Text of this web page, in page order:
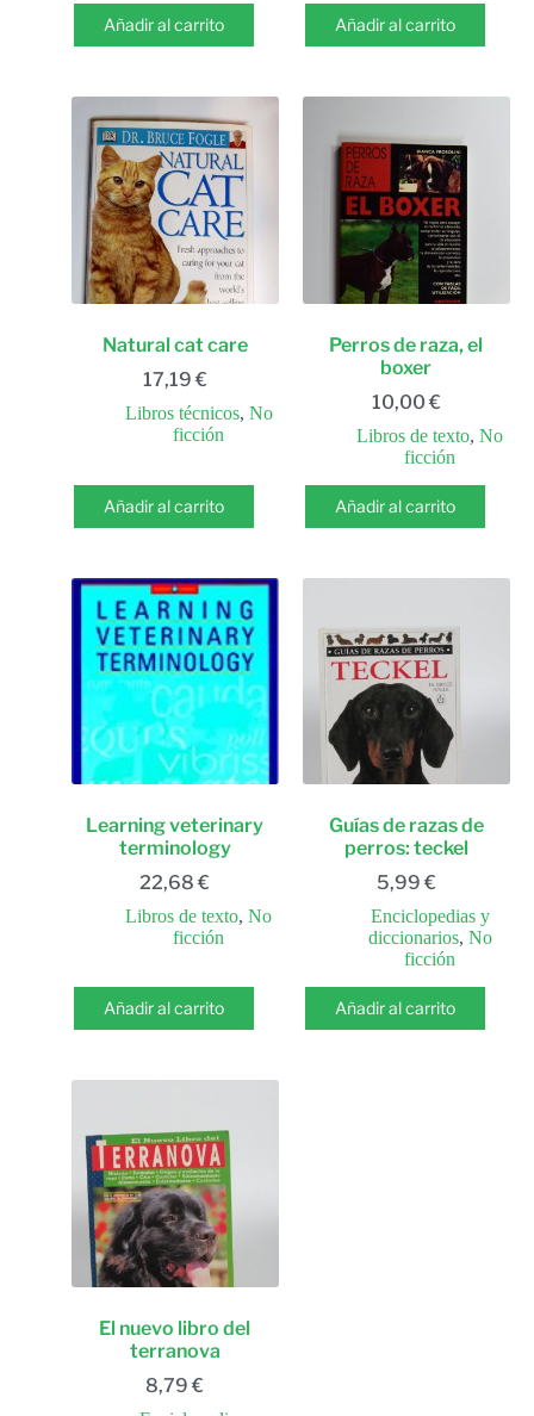
Añadir al carrito Añadir al carrito
Natural cat care
17,19 €
Libros técnicos, No
ficción
Añadir al carrito
Perros de raza, el
boxer
10,00 €
Libros de texto,No
ficción
Añadir al carrito
Learning veterinary
terminology
22,68€
Libros de texto,No
ficción
Añadir al carrito
Guías de razas de
perros: teckel
5,99 €
Enciclopedias y
diccionarios, No
ficción
Añadir al carrito
El nuevo libro del
terranova
8,79€